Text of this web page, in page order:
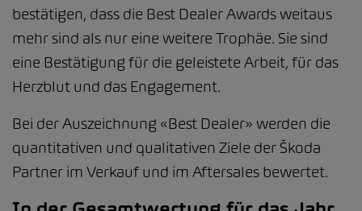
bestätigen, dass die Best Dealer Awards weitaus
mehr sind als nur eine weitere Trophäe. Sie sind
eine Bestätigung für die geleistete Arbeit, für das
Herzblut und das Engagement.
Bei der Auszeichnung «Best Dealer» werden die
quantitativen und qualitativen Ziele der Škoda
Partner im Verkauf und im Aftersales bewertet.